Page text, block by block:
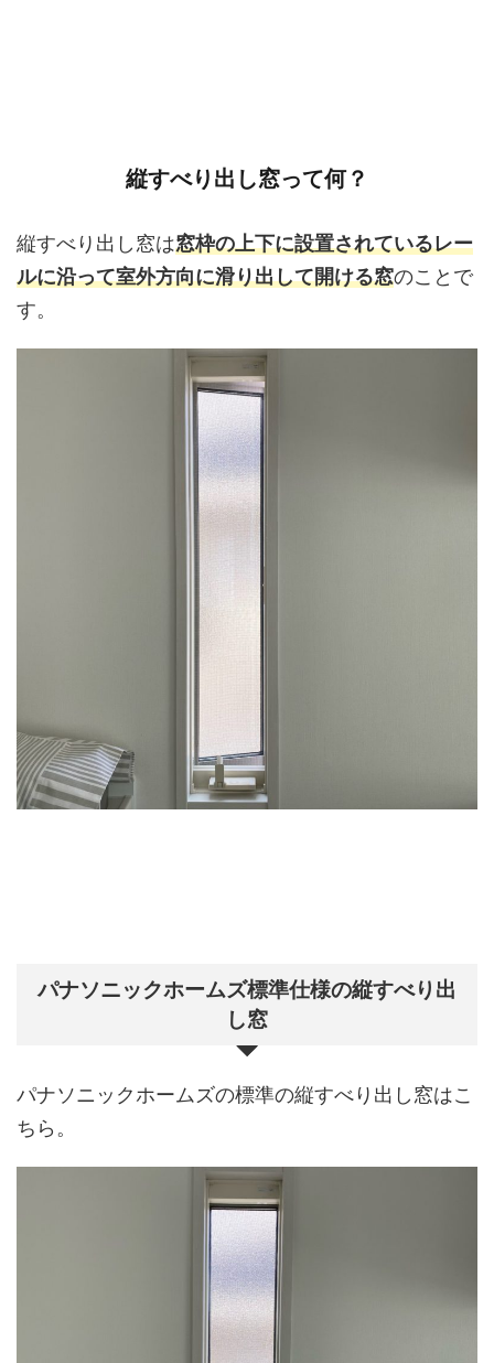
縦すべり出し窓って何？
縦すべり出し窓は窓枠の上下に設置されているレー
ルに沿って室外方向に滑り出して開ける窓のことで
す。
パナソニックホームズ標準仕様の縦すべり出
し窓
パナソニックホームズの標準の縦すべり出し窓はこ
ちら。